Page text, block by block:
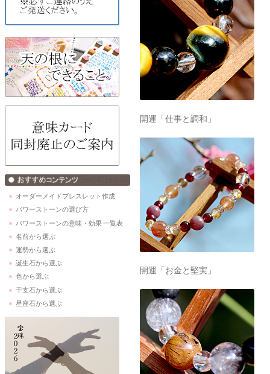
オーダーメイドブレスレット作成
パワーストーンの選び方
パワーストーンの意味・効果 一覧表
名前から選ぶ
運勢から選ぶ
誕生石から選ぶ
色から選ぶ
干支石から選ぶ
星座石から選ぶ
開運「仕事と調和」
開運「お金と堅実」